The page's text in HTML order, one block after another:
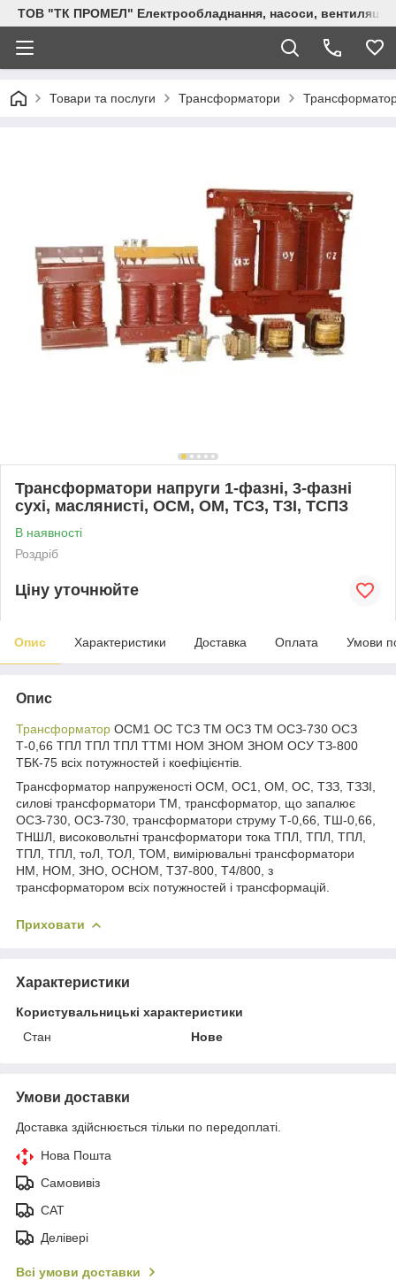
ТОВ "ТК ПРОМЕЛ" Електрообладнання, насоси, вентиляція,
Товари та послуги Трансформатори
Трансформатори напруги 1-фазні, 3-фазні
сухі, маслянисті, ОСМ, ОМ, ТСЗ, ТЗІ, ТСПЗ
В наявності
Роздріб
Ціну уточнюйте
Опис Характеристики Доставка Оплата Умови
Опис
Трансформатор ОСМ1 ОС ТСЗ ТМ ОСЗ ТМ ОСЗ-730 ОСЗ
Т-0,66 ТПЛ ТПЛ ТПЛ ТТМІ НОМ ЗНОМ ЗНОМ ОСУ ТЗ-800
ТБК-75 всіх потужностей і коефіцієнтів.
Трансформатор напруженості ОСМ, ОС1, ОМ, ОС, ТЗЗ, ТЗЗІ,
силові трансформатори ТМ, трансформатор, що запалює
ОСЗ-730, ОСЗ-730, трансформатори струму Т-0,66, ТШ-0,66,
ТНШЛ, високовольтні трансформатори тока ТПЛ, ТПЛ, ТПЛ,
ТПЛ, ТПЛ, тоЛ, ТОЛ, ТОМ, вимірювальні трансформатори
НМ, НОМ, ЗНО, ОСНОМ, ТЗ7-800, Т4/800, з
трансформатором всіх потужностей і трансформацій.
Приховати
Характеристики
Користувальницькі характеристики
Стан
Нове
Умови доставки
Доставка здійснюється тільки по передоплаті.
Нова Пошта
Самовивіз
САТ
Делівері
Всі умови доставки